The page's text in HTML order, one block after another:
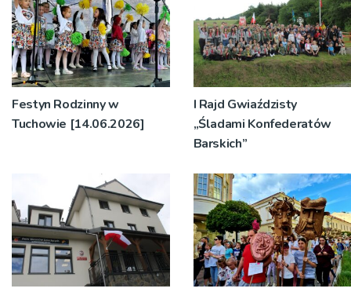
Festyn Rodzinny w
Tuchowie [14.06.2026]
I Rajd Gwiaździsty
„Śladami Konfederatów
Barskich”